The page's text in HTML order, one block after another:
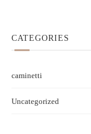
CATEGORIES
caminetti
Uncategorized